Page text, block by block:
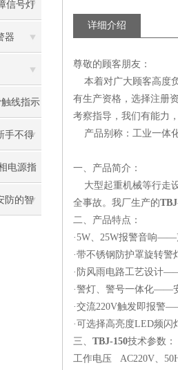
信号灯
器
线指示
手不得
电源指
防的智
详细介绍
尊敬的顾客朋友：
本着对广大顾客高度
有生产资格，选择注册
考察指导，我们有能力
产品别称：工业一体
一、产品简介：
大型起重机械等行走
全事故。我厂生产的
二、产品特点：
·5W、25W报警音响——
·带不锈钢防护罩旋转
·防风雨电路工艺设计
·警灯、警号一体化——
·交流220V触发即报警
·可选择高亮度LED频
三、 TBJ-150技术参数：
工作电压 AC220V、